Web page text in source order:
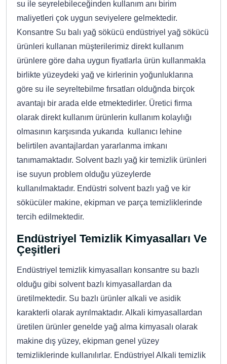
su ile seyrelebileceğinden kullanım anı birim
maliyetleri çok uygun seviyelere gelmektedir.
Konsantre Su balı yağ sökücü endüstriyel yağ sökücü
ürünleri kullanan müşterilerimiz direkt kullanım
ürünlere göre daha uygun fiyatlarla ürün kullanmakla
birlikte yüzeydeki yağ ve kirlerinin yoğunluklarına
göre su ile seyreltebilme fırsatları olduğnda birçok
avantajı bir arada elde etmektedirler. Üretici firma
olarak direkt kullanım ürünlerin kullanım kolaylığı
olmasının karşısında yukarıda kullanıcı lehine
belirtilen avantajlardan yararlanma imkanı
tanımamaktadır. Solvent bazlı yağ kir temizlik ürünleri
ise suyun problem olduğu yüzeylerde
kullanılmaktadır. Endüstri solvent bazlı yağ ve kir
sökücüler makine, ekipman ve parça temizliklerinde
tercih edilmektedir.
Endüstriyel Temizlik Kimyasalları Ve
Çeşitleri
Endüstriyel temizlik kimyasalları konsantre su bazlı
olduğu gibi solvent bazlı kimyasallardan da
üretilmektedir. Su bazlı ürünler alkali ve asidik
karakterli olarak ayrılmaktadır. Alkali kimyasallardan
üretilen ürünler genelde yağ alma kimyasalı olarak
makine dış yüzey, ekipman genel yüzey
temizliklerinde kullanılırlar. Endüstriyel Alkali temizlik